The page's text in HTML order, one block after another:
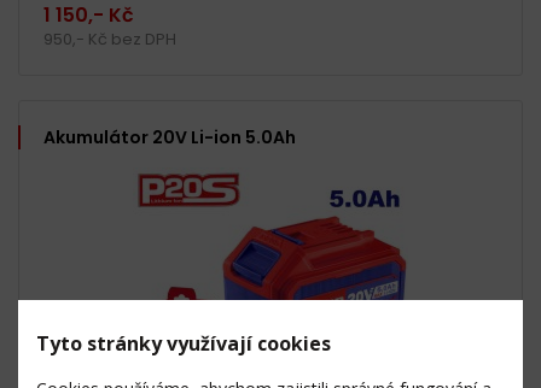
1 150,- Kč
950,- Kč bez DPH
Akumulátor 20V Li-ion 5.0Ah
Tyto stránky využívají cookies